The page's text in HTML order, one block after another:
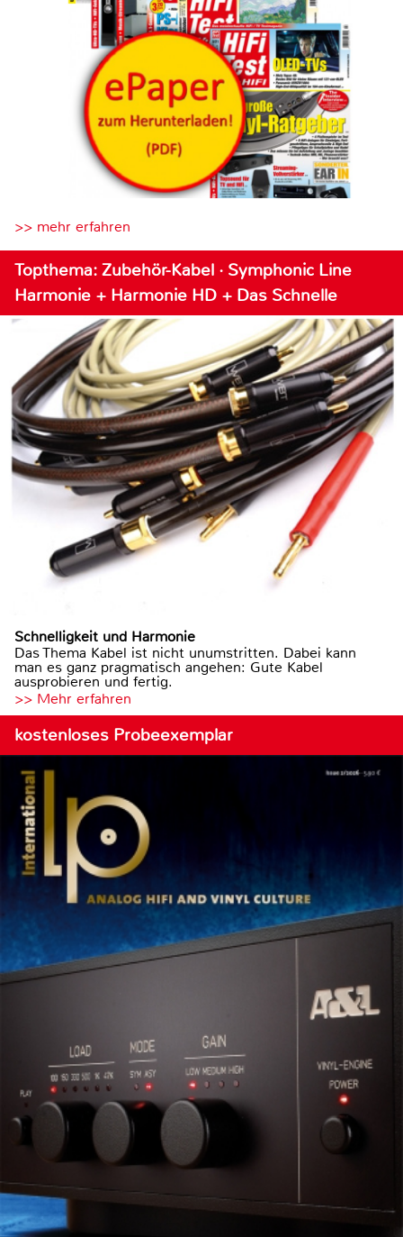
>> mehr erfahren
Topthema: Zubehör-Kabel · Symphonic Line
Harmonie + Harmonie HD + Das Schnelle
Schnelligkeit und Harmonie
Das Thema Kabel ist nicht unumstritten. Dabei kann
man es ganz pragmatisch angehen: Gute Kabel
ausprobieren und fertig.
>> Mehr erfahren
kostenloses Probeexemplar